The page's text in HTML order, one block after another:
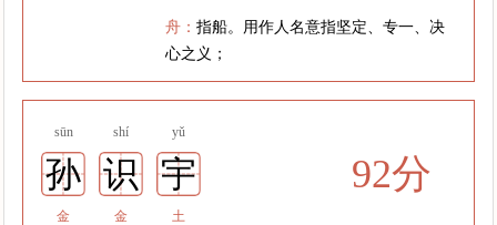
舟：指船。用作人名意指坚定、专一、决
心之义；
sūn shí yǔ
孙 识 宇
金 金 土
92分